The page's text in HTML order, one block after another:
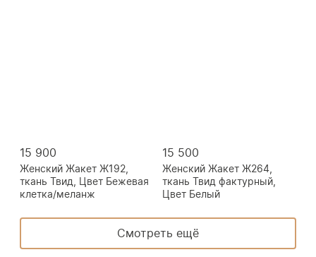
15 900
Женский Жакет Ж192,
ткань Твид, Цвет Бежевая
клетка/меланж
15 500
Женский Жакет Ж264,
ткань Твид фактурный,
Цвет Белый
Смотреть ещё